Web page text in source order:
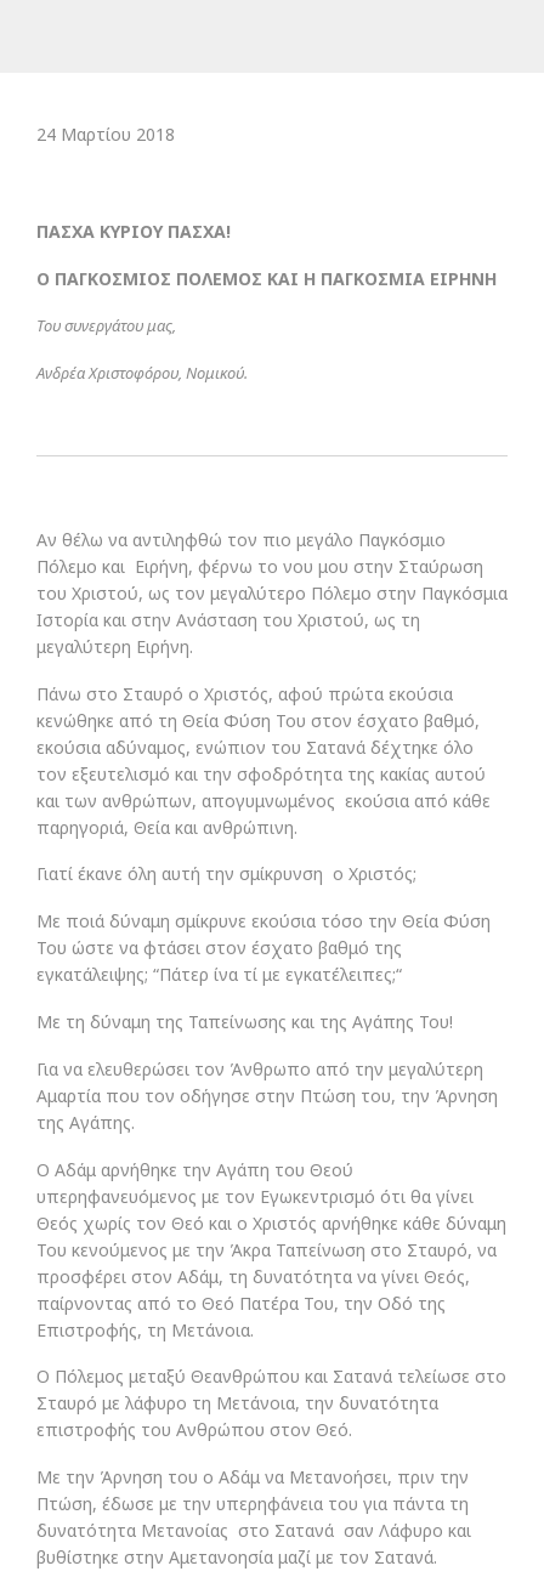
24 Μαρτίου 2018
ΠΑΣΧΑ ΚΥΡΙΟΥ ΠΑΣΧΑ!
Ο ΠΑΓΚΟΣΜΙΟΣ ΠΟΛΕΜΟΣ ΚΑΙ Η ΠΑΓΚΟΣΜΙΑ ΕΙΡΗΝΗ
Του συνεργάτου μας,
Ανδρέα Χριστοφόρου, Νομικού.
Αν θέλω να αντιληφθώ τον πιο μεγάλο Παγκόσμιο
Πόλεμο και Ειρήνη, φέρνω το νου μου στην Σταύρωση
του Χριστού, ως τον μεγαλύτερο Πόλεμο στην Παγκόσμια
Ιστορία και στην Ανάσταση του Χριστού, ως τη
μεγαλύτερη Ειρήνη.
Πάνω στο Σταυρό ο Χριστός, αφού πρώτα εκούσια
κενώθηκε από τη Θεία Φύση Του στον έσχατο βαθμό,
εκούσια αδύναμος, ενώπιον του Σατανά δέχτηκε όλο
τον εξευτελισμό και την σφοδρότητα της κακίας αυτού
και των ανθρώπων, απογυμνωμένος εκούσια από κάθε
παρηγοριά, Θεία και ανθρώπινη.
Γιατί έκανε όλη αυτή την σμίκρυνση ο Χριστός;
Με ποιά δύναμη σμίκρυνε εκούσια τόσο την Θεία Φύση
Του ώστε να φτάσει στον έσχατο βαθμό της
εγκατάλειψης; “Πάτερ ίνα τί με εγκατέλειπες;“
Με τη δύναμη της Ταπείνωσης και της Αγάπης Του!
Για να ελευθερώσει τον Άνθρωπο από την μεγαλύτερη
Αμαρτία που τον οδήγησε στην Πτώση του, την Άρνηση
της Αγάπης.
Ο Αδάμ αρνήθηκε την Αγάπη του Θεού
υπερηφανευόμενος με τον Εγωκεντρισμό ότι θα γίνει
Θεός χωρίς τον Θεό και ο Χριστός αρνήθηκε κάθε δύναμη
Του κενούμενος με την Άκρα Ταπείνωση στο Σταυρό, να
προσφέρει στον Αδάμ, τη δυνατότητα να γίνει Θεός,
παίρνοντας από το Θεό Πατέρα Του, την Οδό της
Επιστροφής, τη Μετάνοια.
Ο Πόλεμος μεταξύ Θεανθρώπου και Σατανά τελείωσε στο
Σταυρό με λάφυρο τη Μετάνοια, την δυνατότητα
επιστροφής του Ανθρώπου στον Θεό.
Με την Άρνηση του ο Αδάμ να Μετανοήσει, πριν την
Πτώση, έδωσε με την υπερηφάνεια του για πάντα τη
δυνατότητα Μετανοίας στο Σατανά σαν Λάφυρο και
βυθίστηκε στην Αμετανοησία μαζί με τον Σατανά.